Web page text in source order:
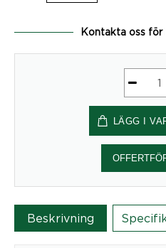
Kontakta oss
mängd
LÄGG I
Beskrivning